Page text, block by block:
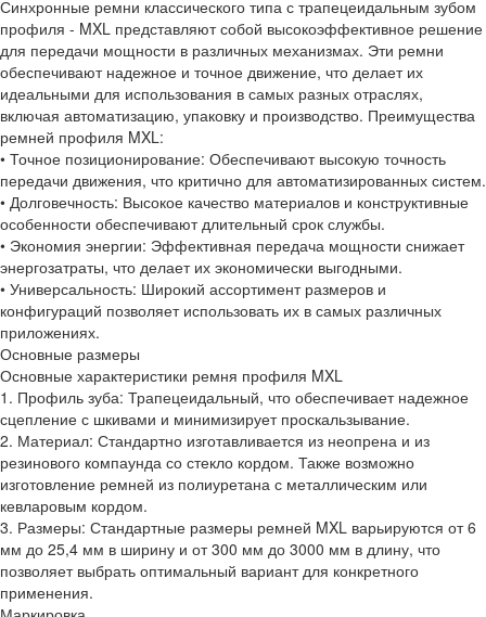
Синхронные ремни классического типа с трапецеидальным зубом
профиля - MXL представляют собой высокоэффективное решение
для передачи мощности в различных механизмах. Эти ремни
обеспечивают надежное и точное движение, что делает их
идеальными для использования в самых разных отраслях,
включая автоматизацию, упаковку и производство. Преимущества
ремней профиля MXL:
• Точное позиционирование: Обеспечивают высокую точность
передачи движения, что критично для автоматизированных систем.
• Долговечность: Высокое качество материалов и конструктивные
особенности обеспечивают длительный срок службы.
• Экономия энергии: Эффективная передача мощности снижает
энергозатраты, что делает их экономически выгодными.
• Универсальность: Широкий ассортимент размеров и
конфигураций позволяет использовать их в самых различных
приложениях.
Основные размеры
Основные характеристики ремня профиля MXL
1. Профиль зуба: Трапецеидальный, что обеспечивает надежное
сцепление с шкивами и минимизирует проскальзывание.
2. Материал: Стандартно изготавливается из неопрена и из
резинового компаунда со стекло кордом. Также возможно
изготовление ремней из полиуретана с металлическим или
кевларовым кордом.
3. Размеры: Стандартные размеры ремней MXL варьируются от 6
мм до 25,4 мм в ширину и от 300 мм до 3000 мм в длину, что
позволяет выбрать оптимальный вариант для конкретного
применения.